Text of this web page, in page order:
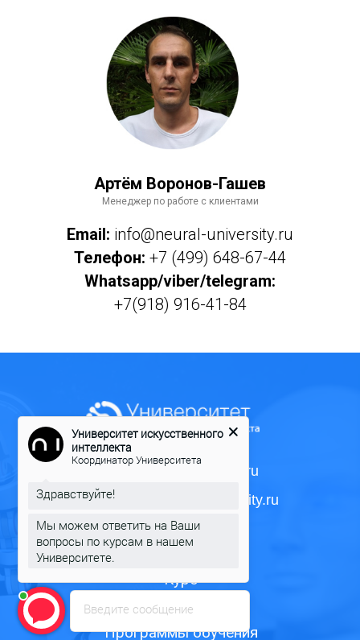
Артём Воронов-Гашев
Менеджер по работе с клиентами
Email: info@neural-university.ru
Телефон: +7 (499) 648-67-44
Whatsapp/viber/telegram:
+7(918) 916-41-84
info@neural-university.ru
marketing@neural-university.ru
8 800 302 42 59
Формат обучения
Программы обучения
Курс
Введите сообщение
Университет искусственного
интеллекта
Координатор Университета
Здравствуйте!
Мы можем ответить на Ваши
вопросы по курсам в нашем
Университете.